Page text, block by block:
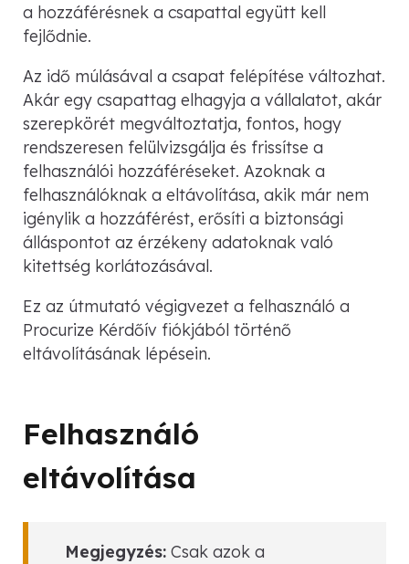
a hozzáférésnek a csapattal együtt kell
fejlődnie.
Az idő múlásával a csapat felépítése változhat.
Akár egy csapattag elhagyja a vállalatot, akár
szerepkörét megváltoztatja, fontos, hogy
rendszeresen felülvizsgálja és frissítse a
felhasználói hozzáféréseket. Azoknak a
felhasználóknak a eltávolítása, akik már nem
igénylik a hozzáférést, erősíti a biztonsági
álláspontot az érzékeny adatoknak való
kitettség korlátozásával.
Ez az útmutató végigvezet a felhasználó a
Procurize Kérdőív fiókjából történő
eltávolításának lépésein.
Felhasználó
eltávolítása
Megjegyzés: Csak azok a